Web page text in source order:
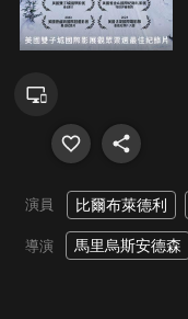
演員 比爾布萊德利
導演 馬里烏斯安德森